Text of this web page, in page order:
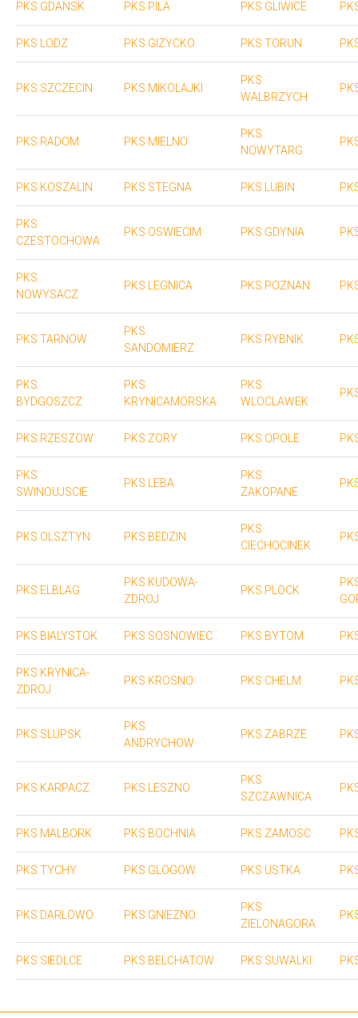
PKS GDANSK PKS PILA PKS GLIWICE
PKS LODZ PKS GIZYCKO PKS TORUN
PKS SZCZECIN PKS MIKOLAJKI
PKS
WALBRZYCH
PKS RADOM PKS MIELNO
PKS
NOWYTARG
PKS KOSZALIN PKS STEGNA PKS LUBIN
PKS
CZESTOCHOWA
PKS OSWIECIM PKS GDYNIA
PKS
NOWYSACZ
PKS LEGNICA PKS POZNAN
PKS TARNOW
PKS
SANDOMIERZ
PKS RYBNIK
PKS
BYDGOSZCZ
PKS
KRYNICAMORSKA
PKS
WLOCLAWEK
PKS RZESZOW PKS ZORY PKS OPOLE
PKS
SWINOUJSCIE
PKS LEBA
PKS
ZAKOPANE
PKS OLSZTYN PKS BEDZIN
PKS
CIECHOCINEK
PKS ELBLAG
PKS KUDOWA-
ZDROJ
PKS PLOCK
PKS BIALYSTOK PKS SOSNOWIEC PKS BYTOM
PKS KRYNICA-
ZDROJ
PKS KROSNO PKS CHELM
PKS SLUPSK
PKS
ANDRYCHOW
PKS ZABRZE
PKS KARPACZ PKS LESZNO
PKS
SZCZAWNICA
PKS MALBORK PKS BOCHNIA PKS ZAMOSC
PKS TYCHY PKS GLOGOW PKS USTKA
PKS DARLOWO PKS GNIEZNO
PKS
ZIELONAGORA
PKS SIEDLCE PKS BELCHATOW PKS SUWALKI